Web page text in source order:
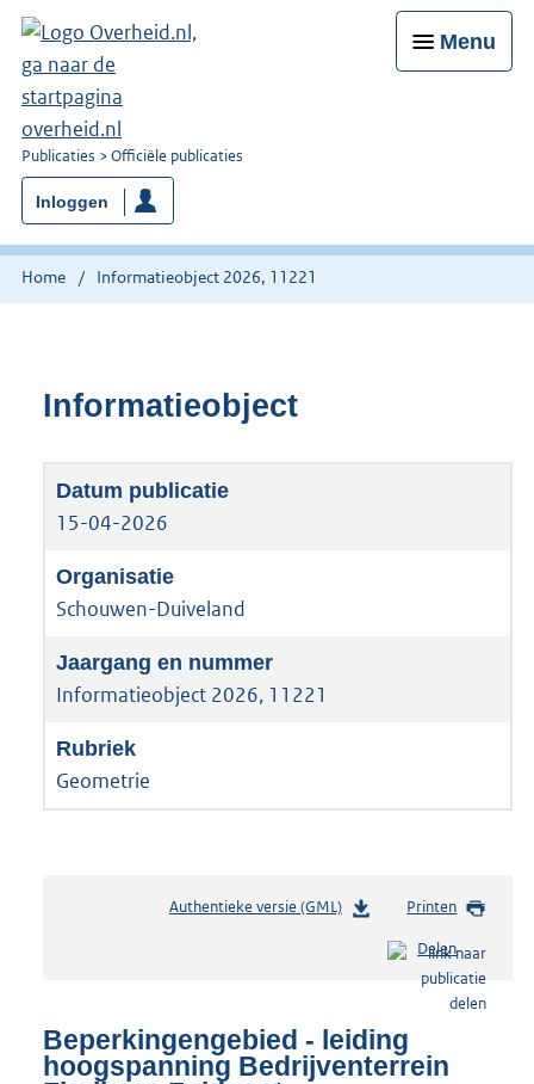
Menu
U
bent
nu
hier:
Publicaties Officiële publicaties
Inloggen
Home Informatieobject 2026, 11221
Informatieobject
15-04-2026
Schouwen-Duiveland
Informatieobject 2026, 11221
Geometrie
Authentieke versie (GML)b
n
d
Printen
Delen
Beperkingengebied - leiding
hoogspanning Bedrijventerrein